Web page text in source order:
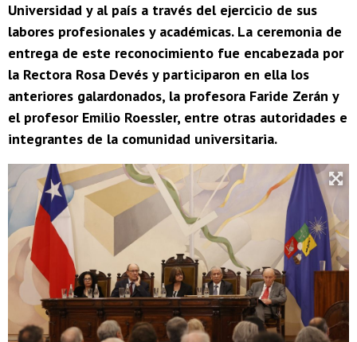
Universidad y al país a través del ejercicio de sus
labores profesionales y académicas. La ceremonia de
entrega de este reconocimiento fue encabezada por
la Rectora Rosa Devés y participaron en ella los
anteriores galardonados, la profesora Faride Zerán y
el profesor Emilio Roessler, entre otras autoridades e
integrantes de la comunidad universitaria.